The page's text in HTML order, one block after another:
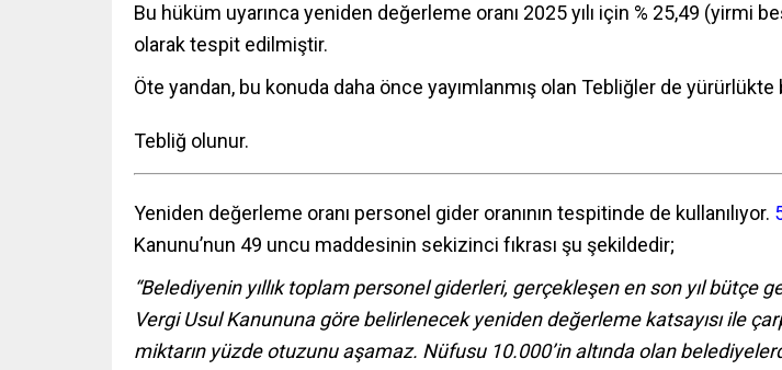
Bu hüküm uyarınca yeniden değerleme oranı 2025 yılı için % 25,49 (yirmi
olarak tespit edilmiştir.
Öte yandan, bu konuda daha önce yayımlanmış olan Tebliğler de yürürlükte
Tebliğ olunur.
Yeniden değerleme oranı personel gider oranının tespitinde de kullanılıyor.
Kanunu’nun 49 uncu maddesinin sekizinci fıkrası şu şekildedir;
“Belediyenin yıllık toplam personel giderleri, gerçekleşen en son yıl bütçe
Vergi Usul Kanununa göre belirlenecek yeniden değerleme katsayısı ile
miktarın yüzde otuzunu aşamaz. Nüfusu 10.000’in altında olan